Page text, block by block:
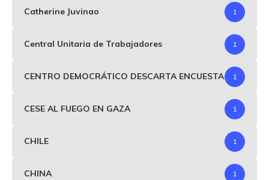
Catherine Juvinao 1
Central Unitaria de Trabajadores 1
CENTRO DEMOCRÁTICO DESCARTA ENCUESTA 1
CESE AL FUEGO EN GAZA 1
CHILE 1
CHINA 1